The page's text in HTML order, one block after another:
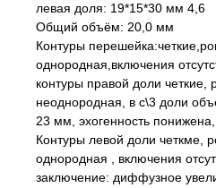
левая доля: 19*15*30 мм 4,6
Общий объём: 20,0 мм
Контуры
однородная,включения
контуры правой доли четкие,
неоднородная, в с\3 доли
23 мм, эхогенность
Контуры левой доли четкме,
однородная , включения
заключение: диффузное